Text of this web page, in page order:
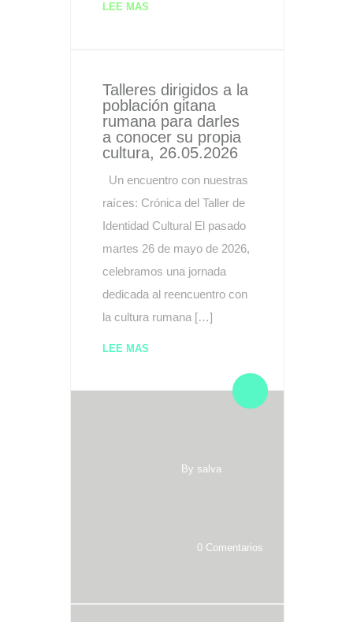
LEE MAS
Talleres dirigidos a la
población gitana
rumana para darles
a conocer su propia
cultura, 26.05.2026
Un encuentro con nuestras
raíces: Crónica del Taller de
Identidad Cultural El pasado
martes 26 de mayo de 2026,
celebramos una jornada
dedicada al reencuentro con
la cultura rumana […]
LEE MAS
By salva
0 Comentarios